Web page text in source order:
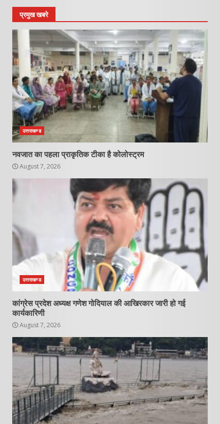
प्रमुख खबरे
उत्तराखण्ड
नवजात का पहला प्राकृतिक टीका है कोलोस्ट्रम
August 7, 2026
उत्तराखण्ड
कांग्रेस प्रदेश अध्यक्ष गणेश गोदियाल की आखिरकार जारी हो गई
कार्यकारिणी
August 7, 2026